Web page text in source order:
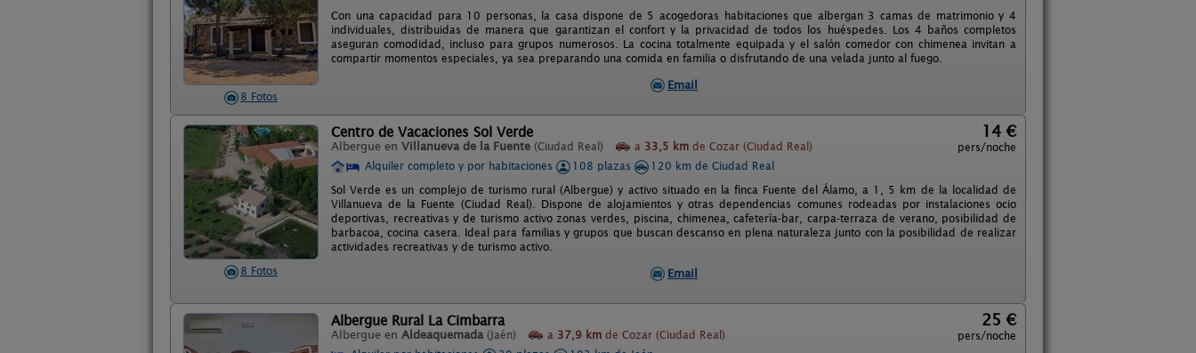
8 Fotos
Con una capacidad para 10 personas, la casa dispone de 5 acogedoras habitaciones que albergan 3 camas de matrimonio y 4
individuales, distribuidas de manera que garantizan el confort y la privacidad de todos los huéspedes. Los 4 baños completos
aseguran comodidad, incluso para grupos numerosos. La cocina totalmente equipada y el salón comedor con chimenea invitan a
compartir momentos especiales, ya sea preparando una comida en familia o disfrutando de una velada junto al fuego.
Email
8 Fotos
Centro de Vacaciones Sol Verde
Albergue en Villanueva de la Fuente (Ciudad Real) a 33,5 km de Cozar (Ciudad Real)
14 €
pers/noche
Alquiler completo y por habitaciones
108 plazas
120 km de Ciudad Real
Sol Verde es un complejo de turismo rural (Albergue) y activo situado en la finca Fuente del Álamo, a 1, 5 km de la localidad de
Villanueva de la Fuente (Ciudad Real). Dispone de alojamientos y otras dependencias comunes rodeadas por instalaciones ocio
deportivas, recreativas y de turismo activo zonas verdes, piscina, chimenea, cafetería-bar, carpa-terraza de verano, posibilidad de
barbacoa, cocina casera. Ideal para familias y grupos que buscan descanso en plena naturaleza junto con la posibilidad de realizar
actividades recreativas y de turismo activo.
Email
Albergue Rural La Cimbarra
Albergue en Aldeaquemada (Jaén) a 37,9 km de Cozar (Ciudad Real)
25 €
pers/noche